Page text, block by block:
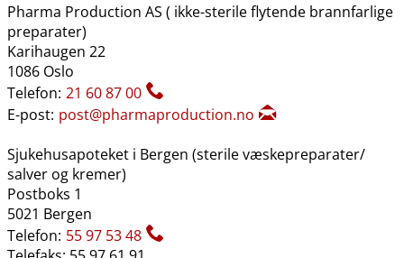
Pharma Production AS ( ikke-sterile flytende brannfarlige
preparater)
Karihaugen 22
1086 Oslo
Telefon: 21 60 87 00
E-post: post@pharmaproduction.no
Sjukehusapoteket i Bergen (sterile væskepreparater​/​
salver og kremer)
Postboks 1
5021 Bergen
Telefon: 55 97 53 48